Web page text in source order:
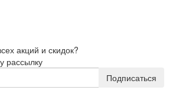
акций и скидок?
рассылку
Подписаться